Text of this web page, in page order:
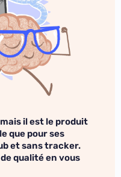
il est le produit
que pour ses
et sans tracker.
qualité en vous